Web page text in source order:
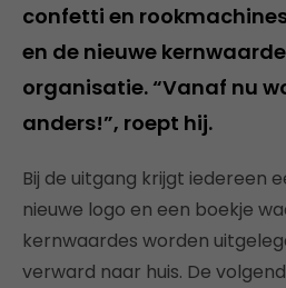
confetti en
en de nieuwe
organisatie. “Vanaf nu
anders!”, roept hij.
Bij de uitgang krijgt iedereen
nieuwe logo en een boekje
kernwaardes worden
verward naar huis. De